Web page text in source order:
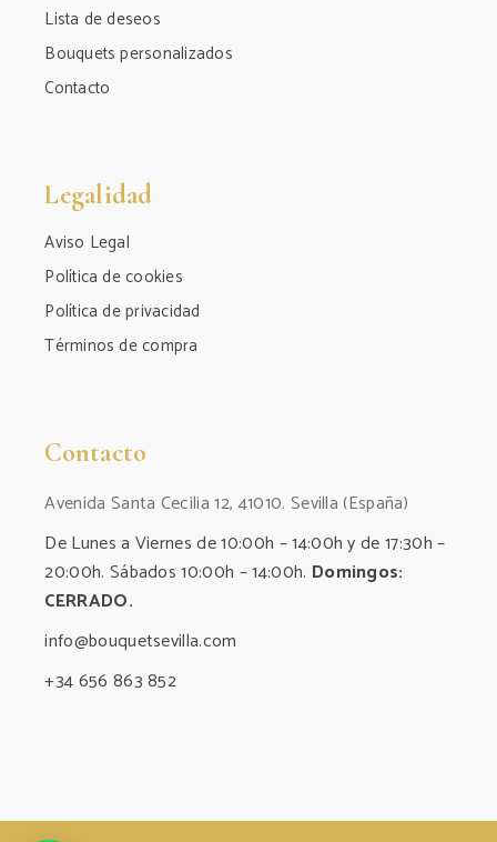
Lista de deseos
Bouquets personalizados
Contacto
Legalidad
Aviso Legal
Política de cookies
Política de privacidad
Términos de compra
Contacto
Avenida Santa Cecilia 12, 41010. Sevilla (España)
De Lunes a Viernes de 10:00h – 14:00h y de 17:30h –
20:00h. Sábados 10:00h – 14:00h. Domingos:
CERRADO.
info@bouquetsevilla.com
+34 656 863 852‬